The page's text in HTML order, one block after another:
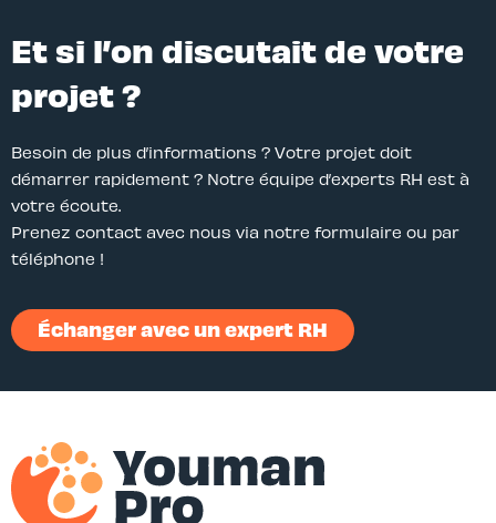
Et si l’on discutait de votre
projet ?
Besoin de plus d’informations ? Votre projet doit
démarrer rapidement ? Notre équipe d’experts RH est à
votre écoute.
Prenez contact avec nous via notre formulaire ou par
téléphone !
Échanger avec un expert RH